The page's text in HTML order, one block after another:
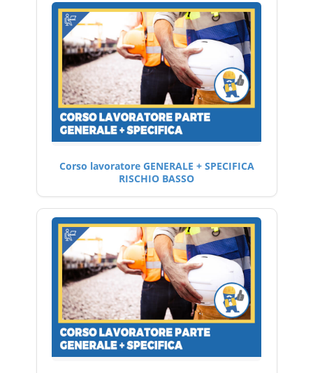
Corso lavoratore GENERALE + SPECIFICA
RISCHIO BASSO